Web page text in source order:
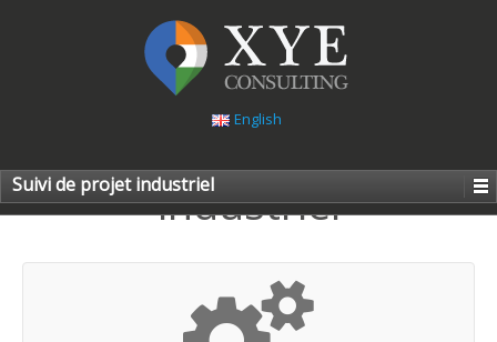
English
Suivi de projet industrielindustriel